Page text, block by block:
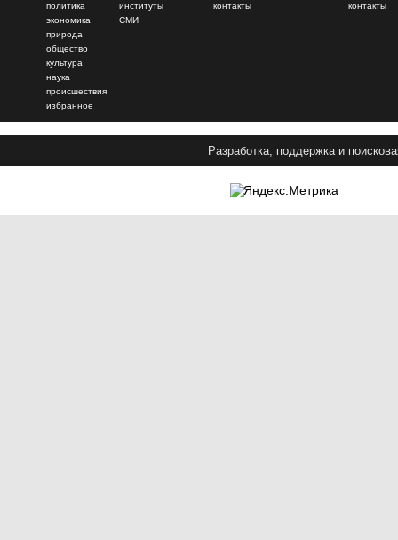
политика
экономика
природа
общество
культура
наука
происшествия
избранное
институты
СМИ
контакты
контакты
Разработка, поддержка и